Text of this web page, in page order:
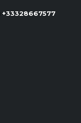
+33328667577